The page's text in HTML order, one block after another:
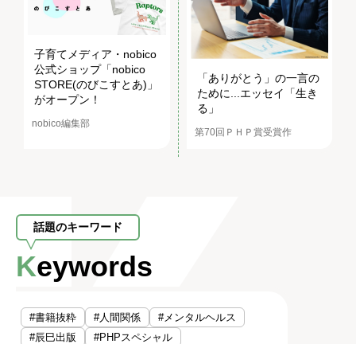
子育てメディア・nobico
公式ショップ「nobico
STORE(のびこすとあ)」
がオープン！
nobico編集部
「ありがとう」の一言の
ために...エッセイ「生き
る」
第70回ＰＨＰ賞受賞作
話題のキーワード
Keywords
#書籍抜粋 #人間関係
#メンタルヘルス
#辰巳出版
#PHPスペシャル